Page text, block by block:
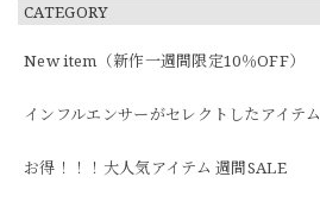
CATEGORY
New item（新作一週間限定10％OFF）
インフルエンサーがセレクトしたアイテム
お得！！！大人気アイテム 週間SALE